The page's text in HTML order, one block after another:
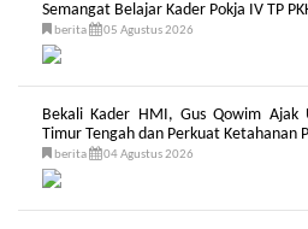
Semangat Belajar Kader Pokja IV TP
berita 05 Agustus 2026
Bekali Kader HMI, Gus Qowim Ajak
Timur Tengah dan Perkuat Ketahanan
berita 04 Agustus 2026